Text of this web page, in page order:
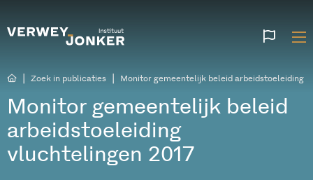
Zoek in publicaties Monitor gemeentelijk beleid arbeidstoeleiding
Monitor gemeentelijk beleid
arbeidstoeleiding
vluchtelingen 2017